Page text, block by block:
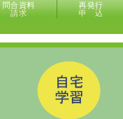
問合資料
請求
再発行
申 込